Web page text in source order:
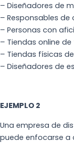
– Diseñadores de
– Responsables
– Personas con
– Tiendas online de
– Tiendas físicas
– Diseñadores de
EJEMPLO 2
Una empresa de
puede enfocarse a